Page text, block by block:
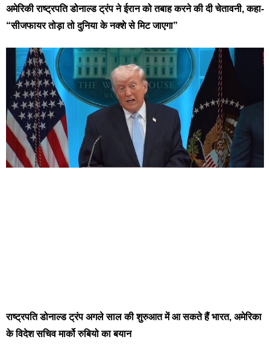
अमेरिकी राष्ट्रपति डोनाल्ड ट्रंप ने ईरान को तबाह करने की दी चेतावनी, कहा-
“सीजफायर तोड़ा तो दुनिया के नक्शे से मिट जाएगा”
राष्ट्रपति डोनाल्ड ट्रंप अगले साल की शुरुआत में आ सकते हैं भारत, अमेरिका
के विदेश सचिव मार्को रुबियो का बयान